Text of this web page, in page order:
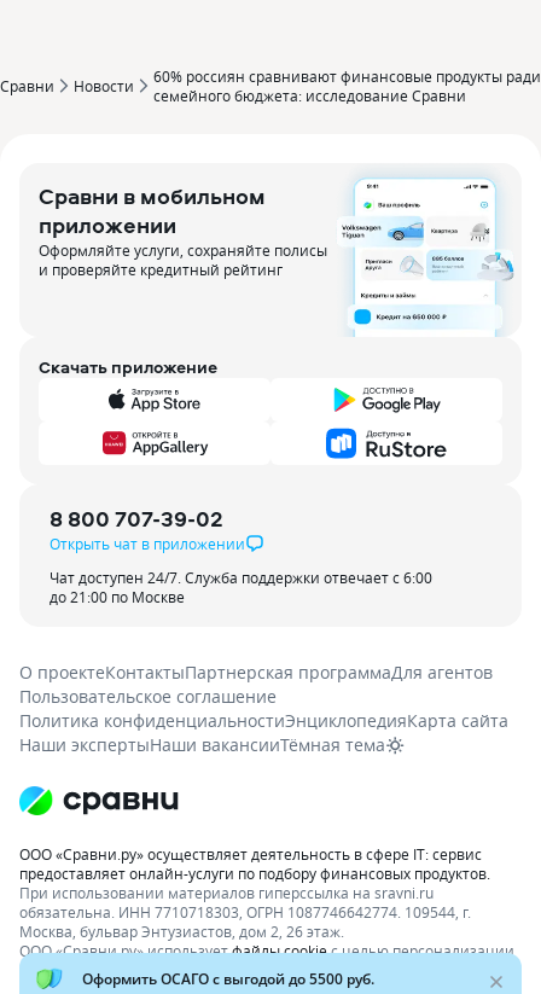
Сравни Новости
60% россиян сравнивают финансовые продукты ради
семейного бюджета: исследование Сравни
Сравни в мобильном
приложении
Оформляйте услуги, сохраняйте полисы
и проверяйте кредитный рейтинг
Скачать приложение
8 800 707-39-02
Открыть чат в приложении
Чат доступен 24/7. Служба поддержки отвечает с 6:00
до 21:00 по Москве
О проектеКонтактыПартнерская программаДля агентов
Пользовательское соглашение
Политика конфиденциальностиЭнциклопедияКарта сайта
Наши экспертыНаши вакансииТёмная тема
ООО «Сравни.ру» осуществляет деятельность в сфере IT: сервис
предоставляет онлайн-услуги по подбору финансовых продуктов.
При использовании материалов гиперссылка на sravni.ru
обязательна. ИНН 7710718303, ОГРН 1087746642774. 109544, г.
Москва, бульвар Энтузиастов, дом 2, 26 этаж.
ООО «Сравни.ру» используетфайлы cookieс целью персонализации
сервисов и повышения удобства пользования веб-сайтом. Если вы
не хотите, чтобы ваши пользовательские данные обрабатывались,